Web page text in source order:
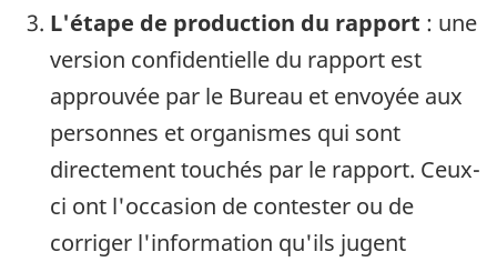
L'étape de production du rapport : une
version confidentielle du rapport est
approuvée par le Bureau et envoyée aux
personnes et organismes qui sont
directement touchés par le rapport. Ceux-
ci ont l'occasion de contester ou de
corriger l'information qu'ils jugent